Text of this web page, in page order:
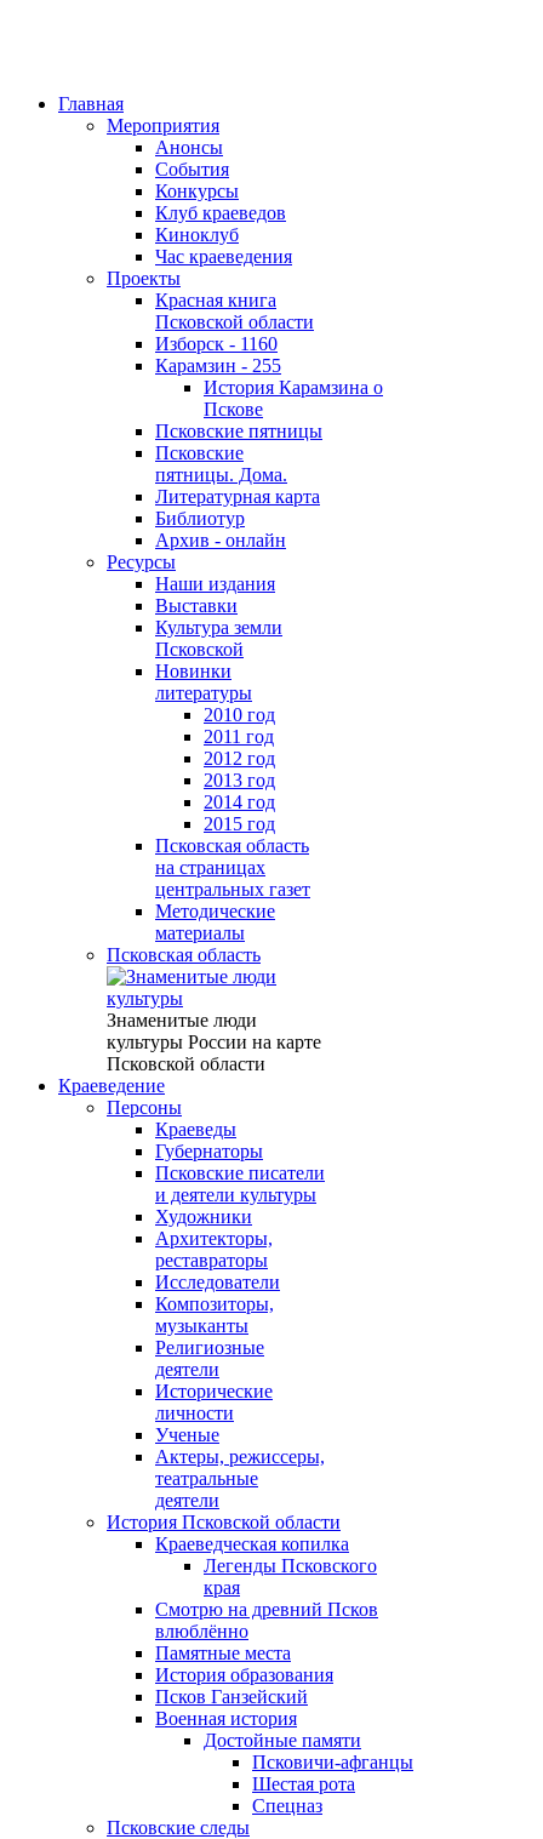
Главная
Мероприятия
Анонсы
События
Конкурсы
Клуб краеведов
Киноклуб
Час краеведения
Проекты
Красная книга
Псковской области
Изборск - 1160
Карамзин - 255
История Карамзина о
Пскове
Псковские пятницы
Псковские
пятницы. Дома.
Литературная карта
Библиотур
Архив - онлайн
Ресурсы
Наши издания
Выставки
Культура земли
Псковской
Новинки
литературы
2010 год
2011 год
2012 год
2013 год
2014 год
2015 год
Псковская область
на страницах
центральных газет
Методические
материалы
Псковская область
Знаменитые люди
культуры России на карте
Псковской области
Краеведение
Персоны
Краеведы
Губернаторы
Псковские писатели
и деятели культуры
Художники
Архитекторы,
реставраторы
Исследователи
Композиторы,
музыканты
Религиозные
деятели
Исторические
личности
Ученые
Актеры, режиссеры,
театральные
деятели
История Псковской области
Краеведческая копилка
Легенды Псковского
края
Смотрю на древний Псков
влюблённо
Памятные места
История образования
Псков Ганзейский
Военная история
Достойные памяти
Псковичи-афганцы
Шестая рота
Спецназ
Псковские следы